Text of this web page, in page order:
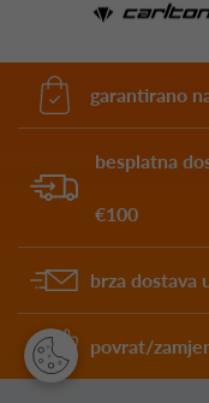
garantirano
besplatna
€100
brza dostava
povrat/